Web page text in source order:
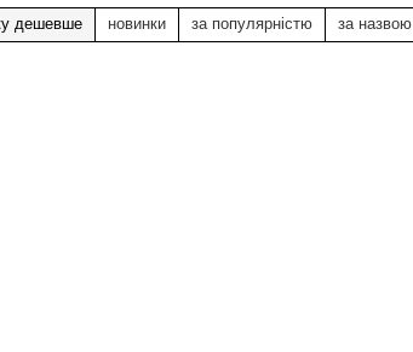
дешевше новинки за популярністю за назвою